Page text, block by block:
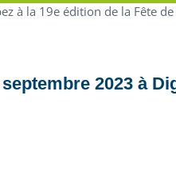
à la 19e édition de la Fête
2023 à